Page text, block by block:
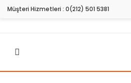
Müşteri Hizmetleri : 0(212) 501 5381